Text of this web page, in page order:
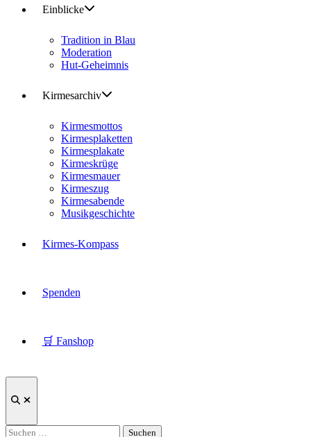
Einblicke
Tradition in Blau
Moderation
Hut-Geheimnis
Kirmesarchiv
Kirmesmottos
Kirmesplaketten
Kirmesplakate
Kirmeskrüge
Kirmesmauer
Kirmeszug
Kirmesabende
Musikgeschichte
Kirmes-Kompass
Spenden
🛒 Fanshop
Suche
Suchen